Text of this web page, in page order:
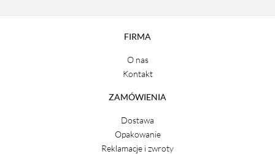
FIRMA
O nas
Kontakt
ZAMÓWIENIA
Dostawa
Opakowanie
Reklamacje i zwroty